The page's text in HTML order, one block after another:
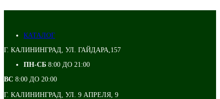
КАТАЛОГ
Г. КАЛИНИНГРАД, УЛ. ГАЙДАРА,157
ПН-СБ 8:00 ДО 21:00
ВС 8:00 ДО 20:00
Г. КАЛИНИНГРАД, УЛ. 9 АПРЕЛЯ, 9